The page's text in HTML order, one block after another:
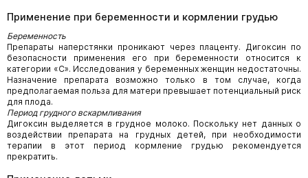
Применение при беременности и кормлении грудью
Беременность
Препараты наперстянки проникают через плаценту. Дигоксин по
безопасности применения его при беременности относится к
категории «С». Исследования у беременных женщин недостаточны.
Назначение препарата возможно только в том случае, когда
предполагаемая польза для матери превышает потенциальный риск
для плода.
Период грудного вскармливания
Дигоксин выделяется в грудное молоко. Поскольку нет данных о
воздействии препарата на грудных детей, при необходимости
терапии в этот период кормление грудью рекомендуется
прекратить.